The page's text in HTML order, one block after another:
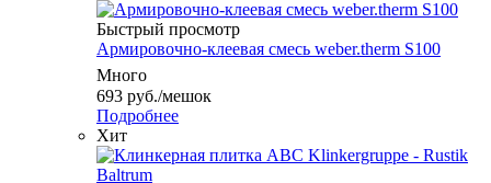
Быстрый просмотр
Армировочно-клеевая смесь weber.therm S100
Много
693 руб./мешок
Подробнее
Хит